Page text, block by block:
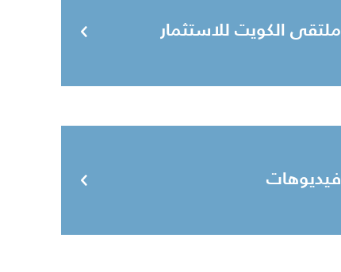
ملتقى الكويت للاستثمار
فيديوهات